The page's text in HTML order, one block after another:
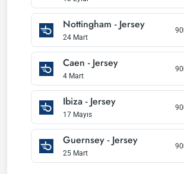
Nottingham - Jersey
24 Mart
Caen - Jersey
4 Mart
Ibiza - Jersey
17 Mayıs
Guernsey - Jersey
25 Mart